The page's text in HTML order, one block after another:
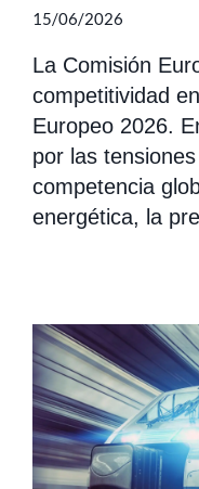
15/06/2026
La Comisión
competitividad
Europeo 2026.
por las
competencia
energética, la